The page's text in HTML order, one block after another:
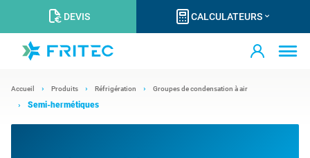
DEVIS CALCULATEURS
Accueil Produits Réfrigération Groupes de condensation à air
Semi-hermétiques